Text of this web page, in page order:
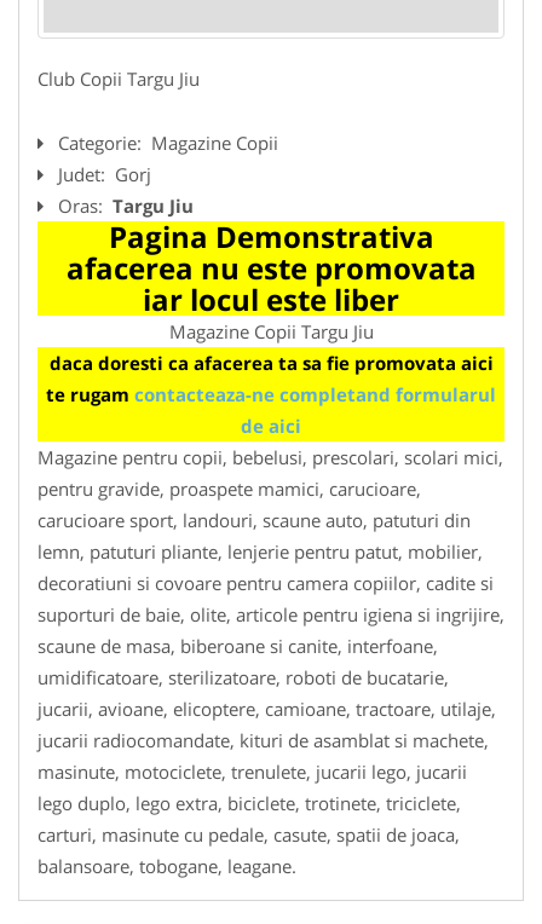
Club Copii Targu Jiu
Categorie: Magazine Copii
Judet: Gorj
Oras: Targu Jiu
Pagina Demonstrativa
afacerea nu este promovata
iar locul este liber
Magazine Copii Targu Jiu
daca doresti ca afacerea ta sa fie promovata aici
te rugam contacteaza-ne completand formularul
de aici
Magazine pentru copii, bebelusi, prescolari, scolari mici,
pentru gravide, proaspete mamici, carucioare,
carucioare sport, landouri, scaune auto, patuturi din
lemn, patuturi pliante, lenjerie pentru patut, mobilier,
decoratiuni si covoare pentru camera copiilor, cadite si
suporturi de baie, olite, articole pentru igiena si ingrijire,
scaune de masa, biberoane si canite, interfoane,
umidificatoare, sterilizatoare, roboti de bucatarie,
jucarii, avioane, elicoptere, camioane, tractoare, utilaje,
jucarii radiocomandate, kituri de asamblat si machete,
masinute, motociclete, trenulete, jucarii lego, jucarii
lego duplo, lego extra, biciclete, trotinete, triciclete,
carturi, masinute cu pedale, casute, spatii de joaca,
balansoare, tobogane, leagane.